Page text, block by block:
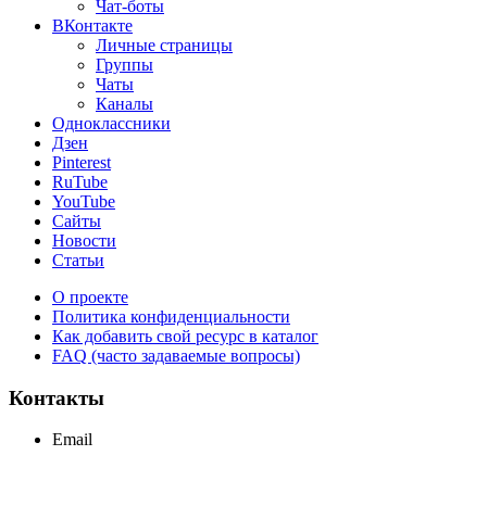
Чат-боты
ВКонтакте
Личные страницы
Группы
Чаты
Каналы
Одноклассники
Дзен
Pinterest
RuTube
YouTube
Сайты
Новости
Статьи
О проекте
Политика конфиденциальности
Как добавить свой ресурс в каталог
FAQ (часто задаваемые вопросы)
Контакты
Email